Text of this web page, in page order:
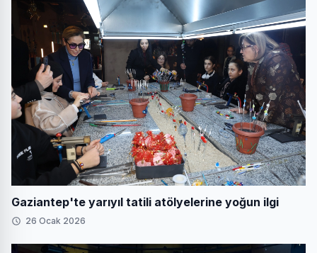
Gaziantep'te yarıyıl tatili atölyelerine yoğun ilgi
26 Ocak 2026